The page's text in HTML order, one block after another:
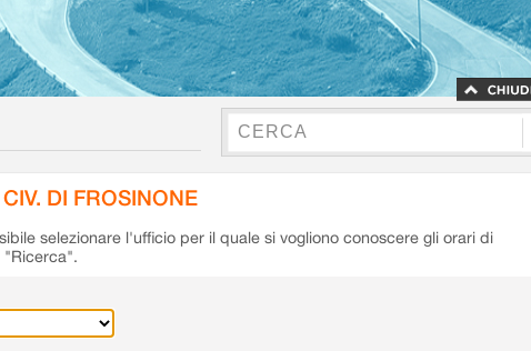
DI FROSINONE
selezionare l'ufficio per il quale si vogliono conoscere gli orari di
"Ricerca".